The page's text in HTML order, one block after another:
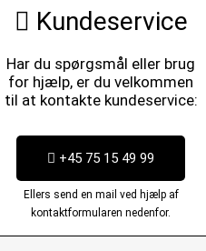
Kundeservice
Har du spørgsmål eller brug
for hjælp, er du velkommen
til at kontakte kundeservice:
+45 75 15 49 99
Ellers send en mail ved hjælp af
kontaktformularen nedenfor.